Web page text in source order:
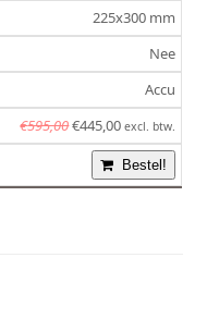
225x300 mm
Nee
Accu
€595,00Oorspronkelijke
prijs
€595,00.
€445,00Huidige
prijs
is:
€445,00.
excl. btw.
Bestel!